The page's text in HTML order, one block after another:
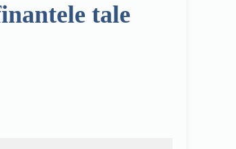
tale